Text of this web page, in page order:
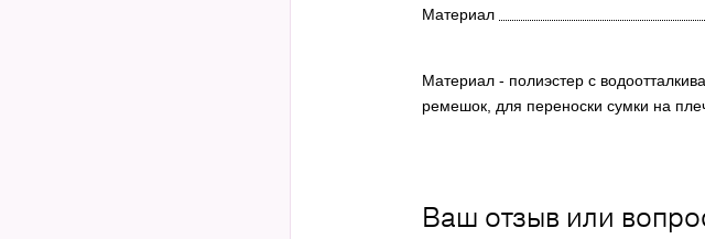
Материал
Материал - полиэстер с
ремешок, для переноски сумки на
Ваш отзыв или